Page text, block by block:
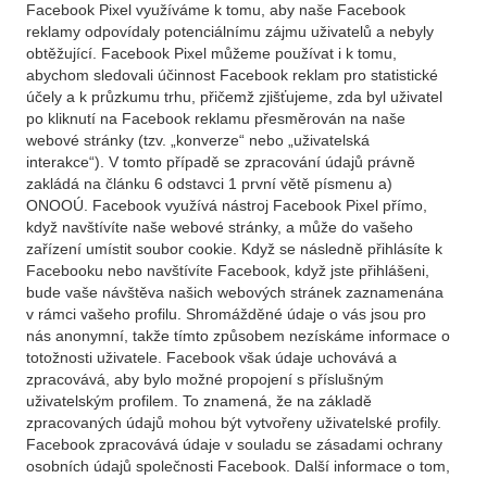
Facebook Pixel využíváme k tomu, aby naše Facebook
reklamy odpovídaly potenciálnímu zájmu uživatelů a nebyly
obtěžující. Facebook Pixel můžeme používat i k tomu,
abychom sledovali účinnost Facebook reklam pro statistické
účely a k průzkumu trhu, přičemž zjišťujeme, zda byl uživatel
po kliknutí na Facebook reklamu přesměrován na naše
webové stránky (tzv. „konverze“ nebo „uživatelská
interakce“). V tomto případě se zpracování údajů právně
zakládá na článku 6 odstavci 1 první větě písmenu a)
ONOOÚ. Facebook využívá nástroj Facebook Pixel přímo,
když navštívíte naše webové stránky, a může do vašeho
zařízení umístit soubor cookie. Když se následně přihlásíte k
Facebooku nebo navštívíte Facebook, když jste přihlášeni,
bude vaše návštěva našich webových stránek zaznamenána
v rámci vašeho profilu. Shromážděné údaje o vás jsou pro
nás anonymní, takže tímto způsobem nezískáme informace o
totožnosti uživatele. Facebook však údaje uchovává a
zpracovává, aby bylo možné propojení s příslušným
uživatelským profilem. To znamená, že na základě
zpracovaných údajů mohou být vytvořeny uživatelské profily.
Facebook zpracovává údaje v souladu se zásadami ochrany
osobních údajů společnosti Facebook. Další informace o tom,